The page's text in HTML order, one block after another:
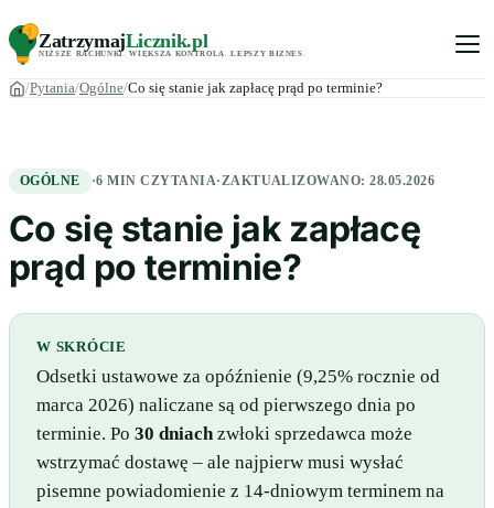
ZatrzymajLicznik.pl
NIŻSZE RACHUNKI. WIĘKSZA KONTROLA LEPSZY BIZNES
Pytania Ogólne Co się stanie jak zapłacę prąd po terminie?
OGÓLNE ·6 MIN CZYTANIA·ZAKTUALIZOWANO:28.05.2026
Co się stanie jak zapłacę
prąd po terminie?
W SKRÓCIE
Odsetki ustawowe za opóźnienie (9,25% rocznie od
marca 2026) naliczane są od pierwszego dnia po
terminie. Po 30 dniachzwłoki sprzedawca może
wstrzymać dostawę – ale najpierw musi wysłać
pisemne powiadomienie z 14-dniowym terminem na